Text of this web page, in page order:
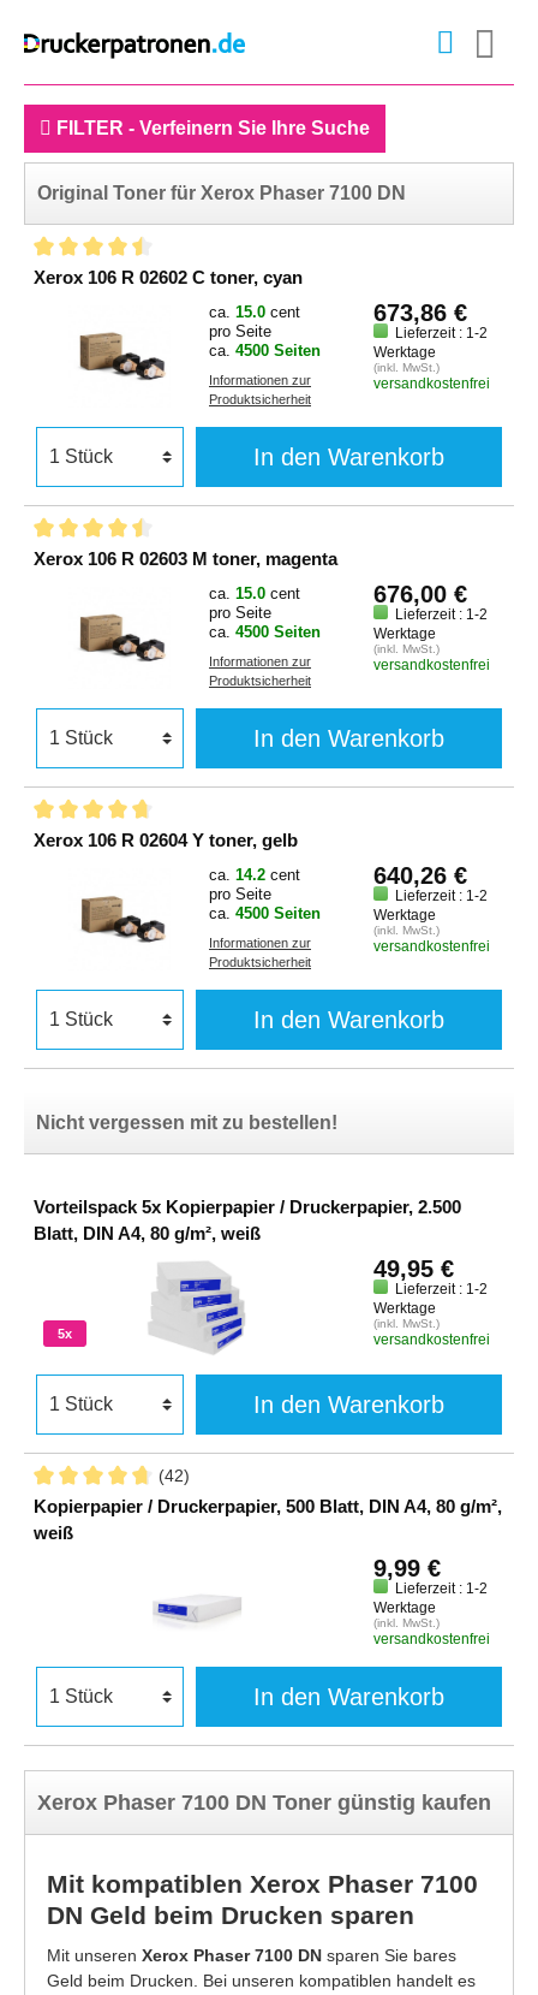
FILTER - Verfeinern Sie Ihre Suche
Original Toner für Xerox Phaser 7100 DN
Xerox 106 R 02602 C toner, cyan
ca. 15.0 cent
pro Seite
ca. 4500 Seiten
Informationen zur
Produktsicherheit
673,86 €
Lieferzeit : 1-2
Werktage
(inkl. MwSt.)
versandkostenfrei
In den Warenkorb
Xerox 106 R 02603 M toner, magenta
ca. 15.0 cent
pro Seite
ca. 4500 Seiten
Informationen zur
Produktsicherheit
676,00 €
Lieferzeit : 1-2
Werktage
(inkl. MwSt.)
versandkostenfrei
In den Warenkorb
Xerox 106 R 02604 Y toner, gelb
ca. 14.2 cent
pro Seite
ca. 4500 Seiten
Informationen zur
Produktsicherheit
640,26 €
Lieferzeit : 1-2
Werktage
(inkl. MwSt.)
versandkostenfrei
In den Warenkorb
Nicht vergessen mit zu bestellen!
Vorteilspack 5x Kopierpapier / Druckerpapier, 2.500
Blatt, DIN A4, 80 g/m², weiß
5x
49,95 €
Lieferzeit : 1-2
Werktage
(inkl. MwSt.)
versandkostenfrei
In den Warenkorb
(42)
Kopierpapier / Druckerpapier, 500 Blatt, DIN A4, 80 g/m²,
weiß
9,99 €
Lieferzeit : 1-2
Werktage
(inkl. MwSt.)
versandkostenfrei
In den Warenkorb
Xerox Phaser 7100 DN Toner günstig kaufen
Mit kompatiblen Xerox Phaser 7100
DN Geld beim Drucken sparen
Mit unseren Xerox Phaser 7100 DN sparen Sie bares
Geld beim Drucken. Bei unseren kompatiblen handelt es